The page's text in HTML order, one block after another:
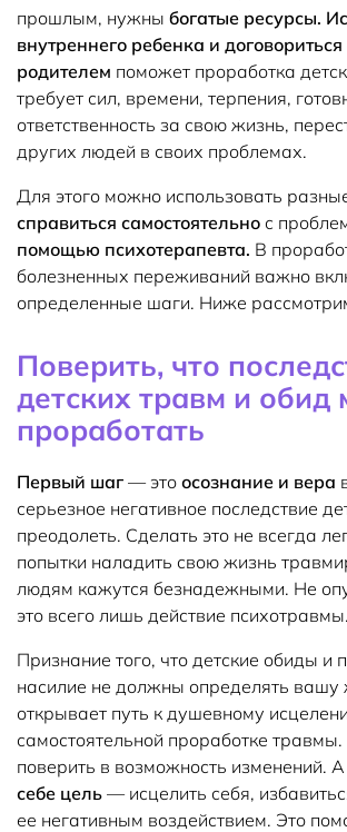
прошлым, нужны богатые ресурсы.
внутреннего ребенка и
родителем поможет проработка
требует сил, времени, терпения,
ответственность за свою жизнь,
других людей в своих проблемах.
Для этого можно использовать
справиться самостоятельно с
помощью психотерапевта. В
болезненных переживаний важно
определенные шаги. Ниже
Поверить, что
детских травм и
проработать
Первый шаг — это осознание и вера
серьезное негативное последствие
преодолеть. Сделать это не всегда
попытки наладить свою жизнь
людям кажутся безнадежными. Не
это всего лишь действие психотравмы.
Признание того, что детские обиды и
насилие не должны определять вашу
открывает путь к душевному
самостоятельной проработке
поверить в возможность изменений.
себе цель — исцелить себя,
ее негативным воздействием. Это